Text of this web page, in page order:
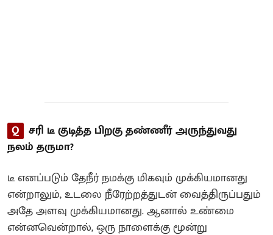
Q சரி டீ குடித்த பிறகு தண்ணீர் அருந்துவது
நலம் தருமா?
டீ எனப்படும் தேநீர் நமக்கு மிகவும் முக்கியமானது
என்றாலும், உடலை நீரேற்றத்துடன் வைத்திருப்பதும்
அதே அளவு முக்கியமானது. ஆனால் உண்மை
என்னவென்றால், ஒரு நாளைக்கு மூன்று